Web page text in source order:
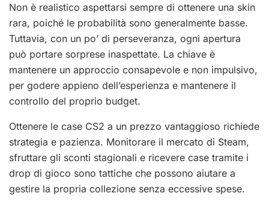
Non è realistico aspettarsi sempre di ottenere una skin
rara, poiché le probabilità sono generalmente basse.
Tuttavia, con un po’ di perseveranza, ogni apertura
può portare sorprese inaspettate. La chiave è
mantenere un approccio consapevole e non impulsivo,
per godere appieno dell’esperienza e mantenere il
controllo del proprio budget.
Ottenere le case CS2 a un prezzo vantaggioso richiede
strategia e pazienza. Monitorare il mercato di Steam,
sfruttare gli sconti stagionali e ricevere case tramite i
drop di gioco sono tattiche che possono aiutare a
gestire la propria collezione senza eccessive spese.